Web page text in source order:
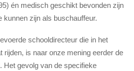
én medisch geschikt bevonden zijn
kunnen zijn als buschauffeur.
schooldirecteur die in het
rijden, is naar onze mening eerder de
Het gevolg van de specifieke